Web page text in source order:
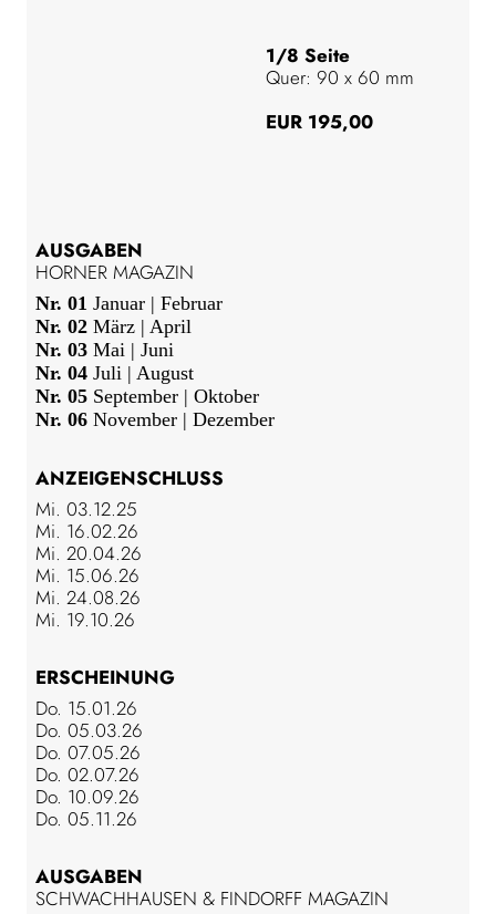
1/8 Seite
Quer: 90 x 60 mm
EUR 195,00
AUSGABEN
HORNER MAGAZIN
Nr. 01 Januar | Februar
Nr. 02 März | April
Nr. 03 Mai | Juni
Nr. 04 Juli | August
Nr. 05 September | Oktober
Nr. 06 November | Dezember
ANZEIGENSCHLUSS
Mi. 03.12.25
Mi. 16.02.26
Mi. 20.04.26
Mi. 15.06.26
Mi. 24.08.26
Mi. 19.10.26
ERSCHEINUNG
Do. 15.01.26
Do. 05.03.26
Do. 07.05.26
Do. 02.07.26
Do. 10.09.26
Do. 05.11.26
AUSGABEN
SCHWACHHAUSEN & FINDORFF MAGAZIN